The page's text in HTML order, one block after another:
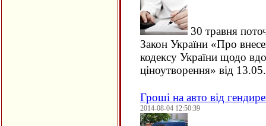
30 травня
Закон України «Про
кодексу України щодо
ціноутворення» від
Гроші на авто від
2014-08-04 12:50:39